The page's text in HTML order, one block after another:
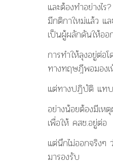
และต้องทำอย่างไ
มีกติกาใหม่แล้ว แ
เป็นผู้ผลักดันให้ออ
การทำให้ลุงอยู่ต่อโ
ทางทฤษฎีพอมอง
แต่ทางปฏิบัติ แทบ
อย่างน้อยต้องมีเห
เพื่อให้ คสช.อยู่ต่อ
แต่นึกไม่ออกจริงๆ
มารองรับ